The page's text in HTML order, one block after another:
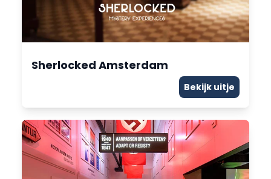
Sherlocked Amsterdam
Bekijk uitje